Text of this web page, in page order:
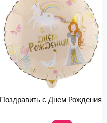
Поздравить с Днем Рождения